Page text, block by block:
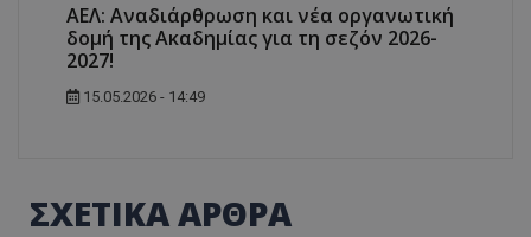
ΑΕΛ: Αναδιάρθρωση και νέα οργανωτική
δομή της Ακαδημίας για τη σεζόν 2026-
2027!
15.05.2026 - 14:49
ΣΧΕΤΙΚΑ ΑΡΘΡΑ